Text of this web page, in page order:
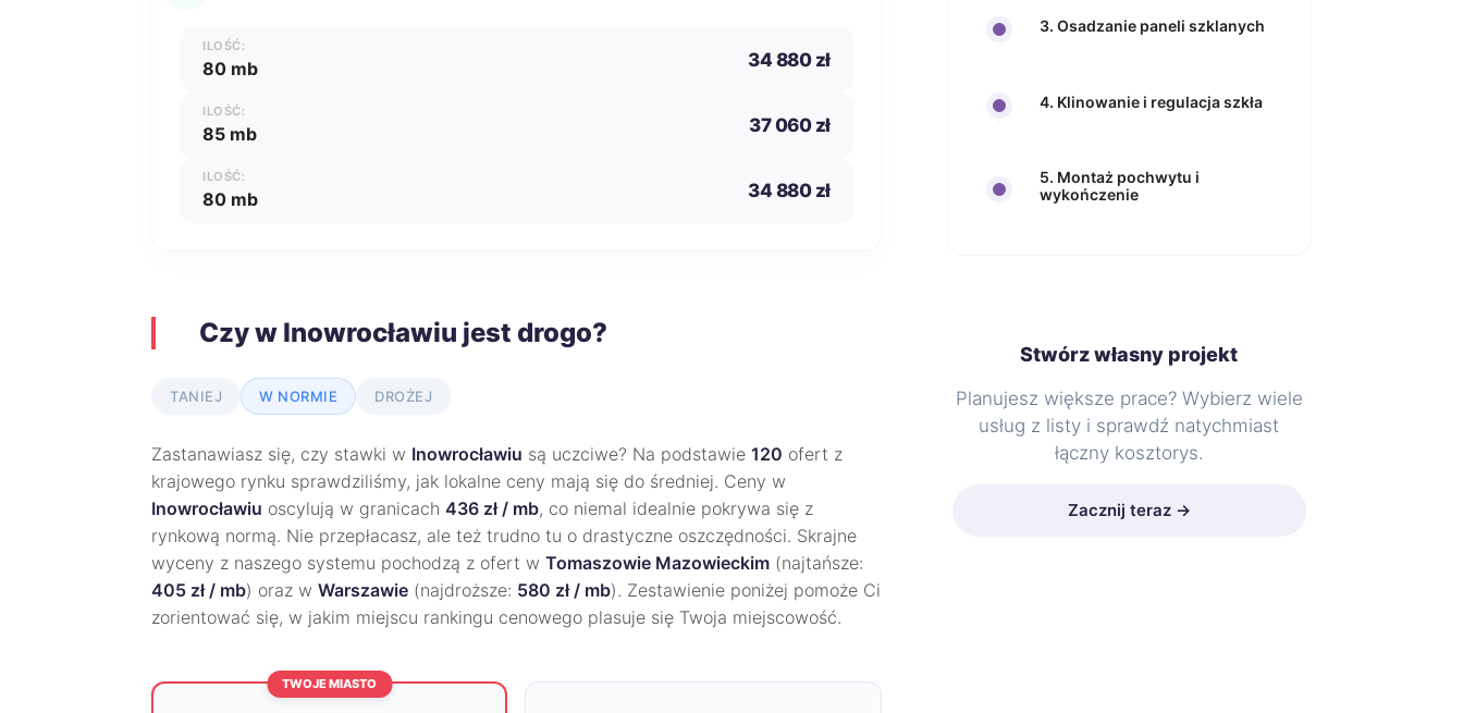
ILOŚĆ:
80 mb 34 880 zł
ILOŚĆ:
85 mb 37 060 zł
ILOŚĆ:
80 mb 34 880 zł
Czy w Inowrocławiu jest drogo?
TANIEJ W NORMIE DROŻEJ
Zastanawiasz się, czy stawki w Inowrocławiu są uczciwe? Na podstawie 120 ofert z
krajowego rynku sprawdziliśmy, jak lokalne ceny mają się do średniej. Ceny w
Inowrocławiu oscylują w granicach 436 zł / mb, co niemal idealnie pokrywa się z
rynkową normą. Nie przepłacasz, ale też trudno tu o drastyczne oszczędności. Skrajne
wyceny z naszego systemu pochodzą z ofert w Tomaszowie Mazowieckim (najtańsze:
405 zł / mb) oraz w Warszawie (najdroższe: 580 zł / mb). Zestawienie poniżej pomoże Ci
zorientować się, w jakim miejscu rankingu cenowego plasuje się Twoja miejscowość.
TWOJE MIASTO
3. Osadzanie paneli szklanych
4. Klinowanie i regulacja szkła
5. Montaż pochwytu i
wykończenie
Stwórz własny projekt
Planujesz większe prace? Wybierz wiele
usług z listy i sprawdź natychmiast
łączny kosztorys.
Zacznij teraz →